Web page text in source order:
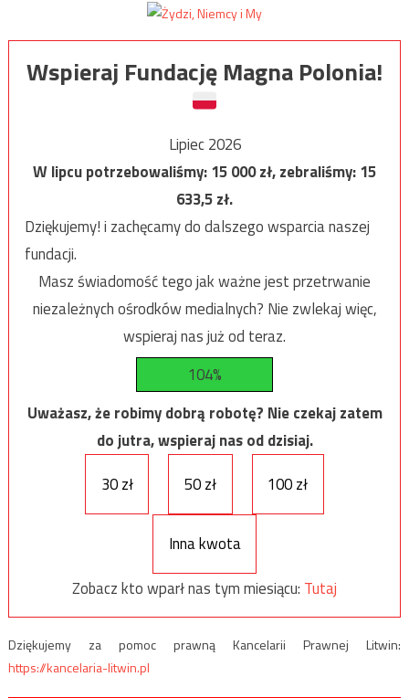
Wspieraj Fundację Magna Polonia!
Lipiec 2026
W lipcu potrzebowaliśmy:15 000zł, zebraliśmy:15
633,5zł.
Dziękujemy! i zachęcamy do dalszego wsparcia naszej
fundacji.
Masz świadomość tego jak ważne jest przetrwanie
niezależnych ośrodków medialnych? Nie zwlekaj więc,
wspieraj nas już od teraz.
104%
Uważasz, że robimy dobrą robotę? Nie czekaj zatem
do jutra, wspieraj nas od dzisiaj.
30 zł
50 zł 100 zł
Inna kwota
Zobacz kto wparł nas tym miesiącu: Tutaj
Dziękujemy za pomoc prawną Kancelarii Prawnej Litwin:
https://kancelaria-litwin.pl